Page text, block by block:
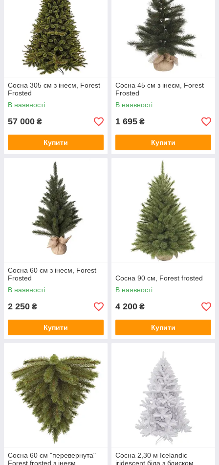
Сосна 305 см з інеєм, Forest
Frosted
В наявності
57 000 ₴
Купити
Сосна 45 см з інеєм, Forest
Frosted
В наявності
1 695 ₴
Купити
Сосна 60 см з інеєм, Forest
Frosted
В наявності
2 250 ₴
Купити
Сосна 90 см, Forest frosted
В наявності
4 200 ₴
Купити
Сосна 60 см "перевернута"
Forest frosted з інеєм
Сосна 2,30 м Icelandic
iridescent біла з блиском